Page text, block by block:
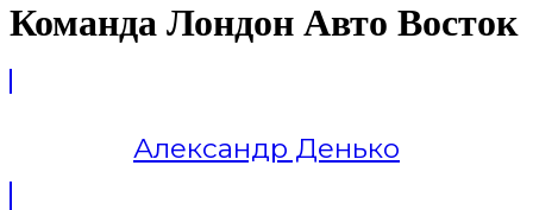
Команда Лондон Авто Восток
Александр Денько